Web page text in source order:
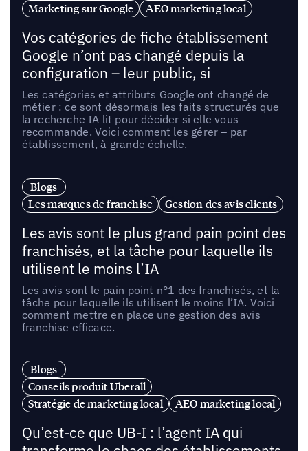
Marketing sur Google
AEO marketing local
Vos catégories de fiche établissement
Google n’ont pas changé depuis la
configuration – leur public, si
Les catégories et attributs Google ont changé de
métier : ce sont désormais les faits structurés que
la recherche IA lit pour décider si elle vous
recommande. Voici comment les gérer – par
établissement, à grande échelle.
Blogs
Les marques de franchise
Gestion des avis clients
Les avis sont le plus grand pain point des
franchisés, et la tâche pour laquelle ils
utilisent le moins l’IA
Les avis sont le pain point n°1 des franchisés, et la
tâche pour laquelle ils utilisent le moins l’IA. Voici
comment mettre en place une gestion des avis
franchise efficace.
Blogs
Conseils produit Uberall
Stratégie de marketing local
AEO marketing local
Qu’est-ce que UB-I : l’agent IA qui